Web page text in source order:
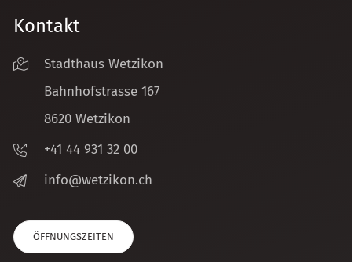
Kontakt
Stadthaus Wetzikon
Bahnhofstrasse 167
8620 Wetzikon
+41 44 931 32 00
nf
w tz k n ch
ÖFFNUNGSZEITEN